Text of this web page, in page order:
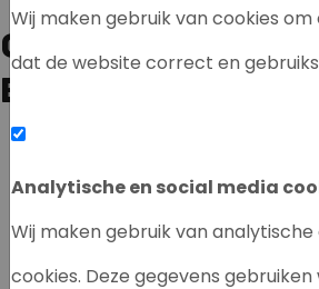
Wij maken gebruik van cookies
dat de website correct en
Analytische en social media
Wij maken gebruik van
cookies. Deze gegevens
EQUIPMENT ARE...